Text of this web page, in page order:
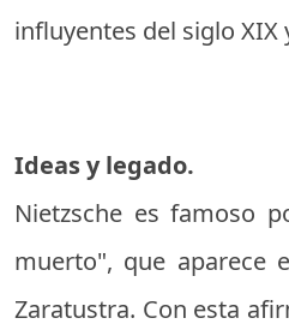
influyentes del siglo XIX
Ideas y legado.
Nietzsche es famoso
muerto", que aparece
Zaratustra. Con esta